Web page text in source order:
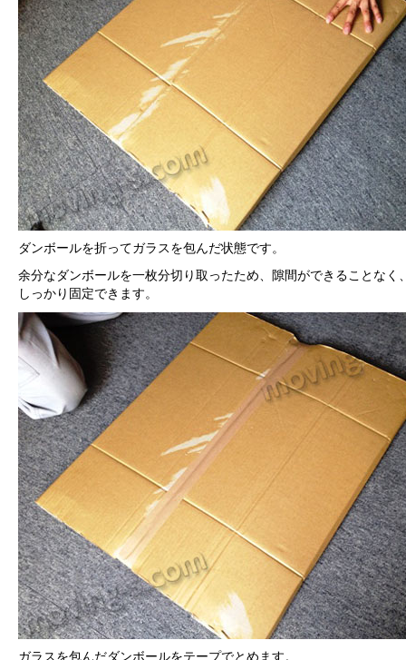
ダンボールを折ってガラスを包んだ状態です。
余分なダンボールを一枚分切り取ったため、隙間ができることなく
しっかり固定できます。
ガラスを包んだダンボールをテープでとめます。